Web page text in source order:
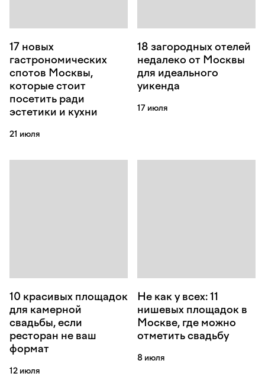
17 новых
гастрономических
спотов Москвы,
которые стоит
посетить ради
эстетики и кухни
21 июля
18 загородных отелей
недалеко от Москвы
для идеального
уикенда
17 июля
10 красивых площадок
для камерной
свадьбы, если
ресторан не ваш
формат
12 июля
Не как у всех: 11
нишевых площадок в
Москве, где можно
отметить свадьбу
8 июля